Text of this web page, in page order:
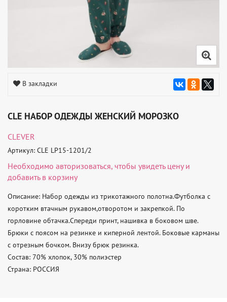
В закладки
CLE НАБОР ОДЕЖДЫ ЖЕНСКИЙ МОРОЗКО
CLEVER
Артикул: CLE LP15-1201/2
Необходимо авторизоваться, чтобы увидеть цену и
добавить в корзину
Описание: Набор одежды из трикотажного полотна.Футболка с
коротким втачным рукавом,отворотом и закрепкой. По
горловине обтачка.Спереди принт, нашивка в боковом шве.
Брюки с поясом на резинке и киперной лентой. Боковые карманы
с отрезным бочком. Внизу брюк резинка.
Состав: 70% хлопок, 30% полиэстер
Страна: РОССИЯ